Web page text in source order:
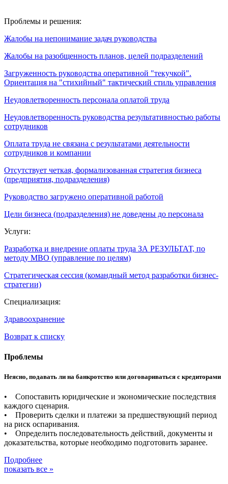
Проблемы и решения:
Жалобы на непонимание задач руководства
Жалобы на разобщенность планов, целей подразделений
Загруженность руководства оперативной "текучкой".
Ориентация на "стихийный" тактический стиль управления
Неудовлетворенность персонала оплатой труда
Неудовлетворенность руководства результативностью работы
сотрудников
Оплата труда не связана с результатами деятельности
сотрудников и компании
Отсутствует четкая, формализованная стратегия бизнеса
(предприятия, подразделения)
Руководство загружено оперативной работой
Цели бизнеса (подразделения) не доведены до персонала
Услуги:
Разработка и внедрение оплаты труда ЗА РЕЗУЛЬТАТ, по
методу МВО (управление по целям)
Стратегическая сессия (командный метод разработки бизнес-
стратегии)
Специализация:
Здравоохранение
Возврат к списку
Проблемы
Неясно, подавать ли на банкротство или договариваться с кредиторами
• Сопоставить юридические и экономические последствия
каждого сценария.
• Проверить сделки и платежи за предшествующий период
на риск оспаривания.
• Определить последовательность действий, документы и
доказательства, которые необходимо подготовить заранее.
Подробнее
показать все »